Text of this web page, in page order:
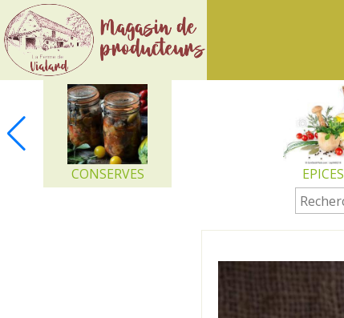
CONSERVES EPICES